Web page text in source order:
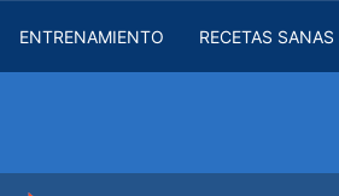
ENTRENAMIENTO RECETAS SANAS